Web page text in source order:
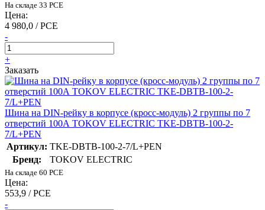
На складе 33 PCE
Цена:
4 980,0 / PCE
-
+
Заказать
Шина на DIN-рейку в корпусе (кросс-модуль) 2 группы по 7
отверстий 100А TOKOV ELECTRIC TKE-DBTB-100-2-
7/L+PEN
Артикул: TKE-DBTB-100-2-7/L+PEN
Бренд:
TOKOV ELECTRIC
На складе 60 PCE
Цена:
553,9 / PCE
-